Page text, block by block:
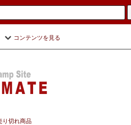
コンテンツを見る
り切れ商品